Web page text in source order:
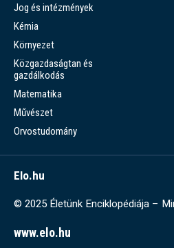
Jog és intézmények
Kémia
Környezet
Közgazdaságtan és
gazdálkodás
Matematika
Művészet
Orvostudomány
Elo.hu
© 2025 Életünk Enciklopédiája –
www.elo.hu